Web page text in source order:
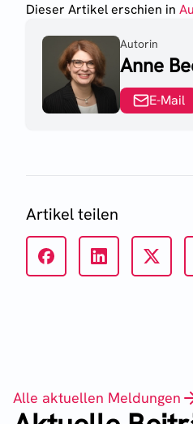
Dieser Artikel erschien in
Autorin
Anne
E-Mail
Artikel teilen
Alle aktuellen Meldungen